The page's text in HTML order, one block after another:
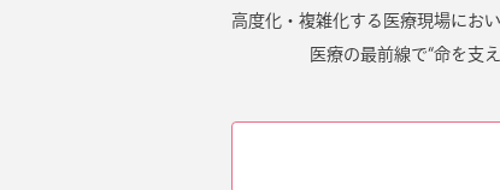
高度化・複雑化する医療現場にお
医療の最前線で“命を支